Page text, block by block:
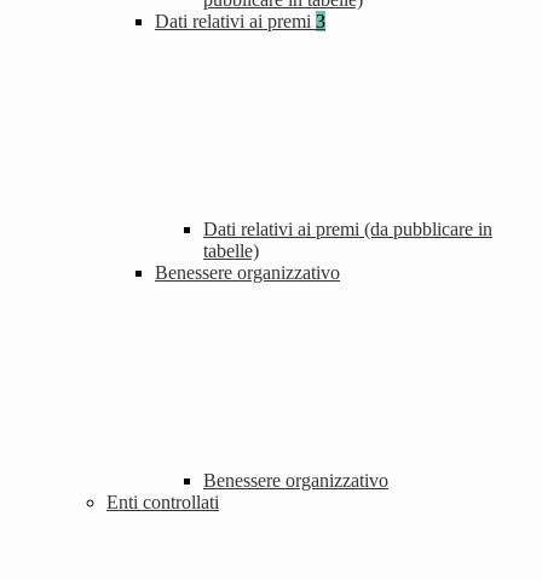
Dati relativi ai premi 3
Dati relativi ai premi (da pubblicare in
tabelle)
Benessere organizzativo
Benessere organizzativo
Enti controllati